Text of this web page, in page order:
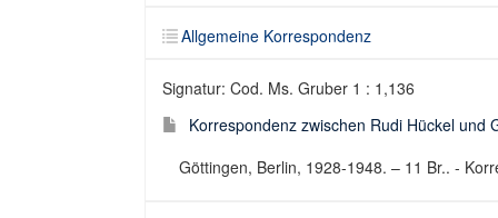
Allgemeine Korrespondenz
Signatur: Cod. Ms. Gruber 1 : 1,136
Korrespondenz zwischen Rudi Hückel und
Göttingen, Berlin, 1928-1948. – 11 Br.. -